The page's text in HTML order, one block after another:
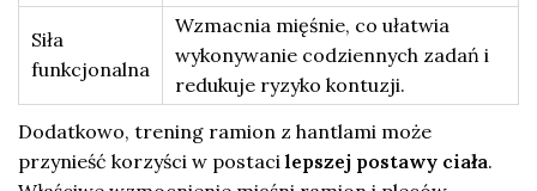
Siła
funkcjonalna
Wzmacnia mięśnie, co ułatwia
wykonywanie codziennych zadań i
redukuje ryzyko kontuzji.
Dodatkowo, trening ramion z hantlami może
przynieść korzyści w postaci lepszej postawy ciała.